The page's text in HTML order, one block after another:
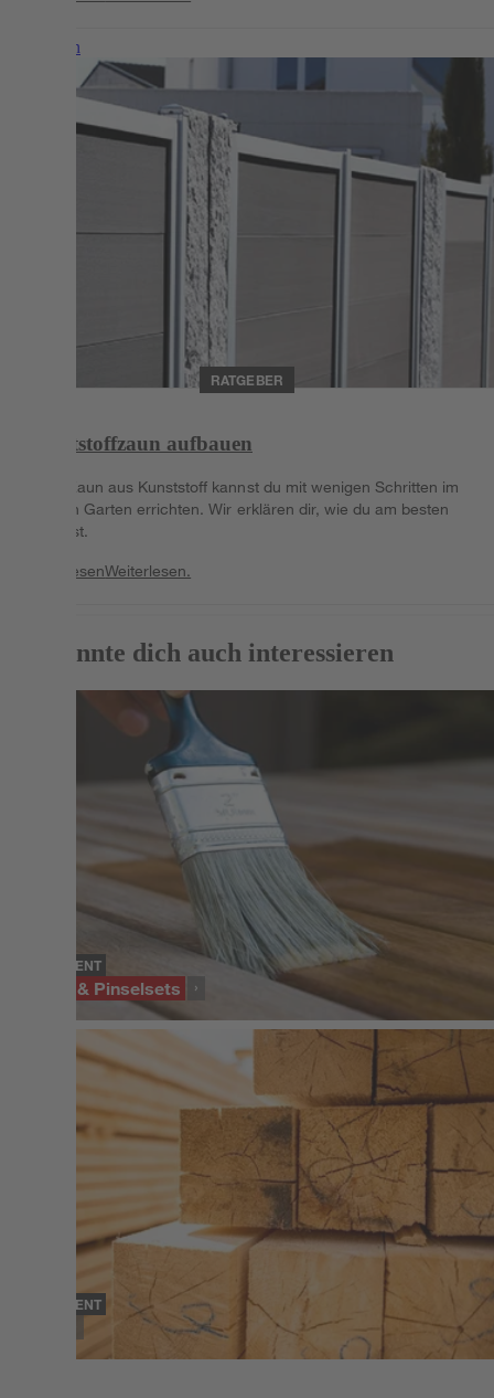
Weiterlesen
RATGEBER
Kunststoffzaun aufbauen
Einen Zaun aus Kunststoff kannst du mit wenigen Schritten im
eigenen Garten errichten. Wir erklären dir, wie du am besten
vorgehst.
WeiterlesenWeiterlesen.
Das könnte dich auch interessieren
SORTIMENT
Pinsel & Pinselsets
SORTIMENT